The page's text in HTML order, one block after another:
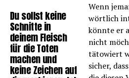
Du sollst keine
Schnitte in
deinem Fleisch
für die Toten
machen und
keine Zeichen auf
Wenn
wörtlich
könnte er
nicht
tätowiert
sicher,